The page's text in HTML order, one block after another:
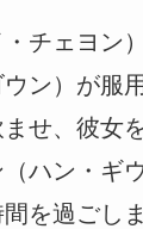
チェヨン
ン）が服
せ、彼女
ハン・ギ
を過ごしま